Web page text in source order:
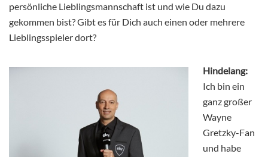
persönliche Lieblingsmannschaft ist und wie Du dazu
gekommen bist? Gibt es für Dich auch einen oder mehrere
Lieblingsspieler dort?
Hindelang:
Ich bin ein
ganz großer
Wayne
Gretzky-Fan
und habe